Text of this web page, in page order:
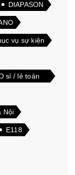
DIAPASON
vụ sự kiện
sỉ / lẻ toàn
Nội
E118